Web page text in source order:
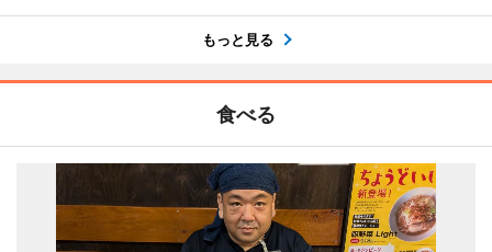
もっと見る
食べる